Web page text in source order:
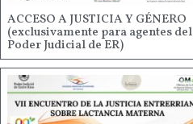
ACCESO A JUSTICIA Y GÉNERO
(exclusivamente para agentes del
Poder Judicial de ER)